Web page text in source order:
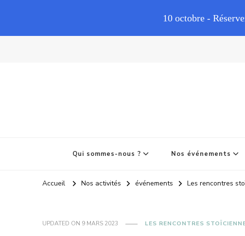
Qui sommes-nous ? Nos événements
Accueil Nos activités événements Les rencontres
UPDATED ON 9 MARS 2023 LES RENCONTRES
10 octobre -